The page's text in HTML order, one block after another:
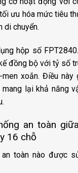
tối ưu hóa mức tiêu
di chuyển.
hộp số
đồng bộ với tỷ số
xoắn. Điều này
lại khả năng
an toàn
16 chỗ
an toàn nào được